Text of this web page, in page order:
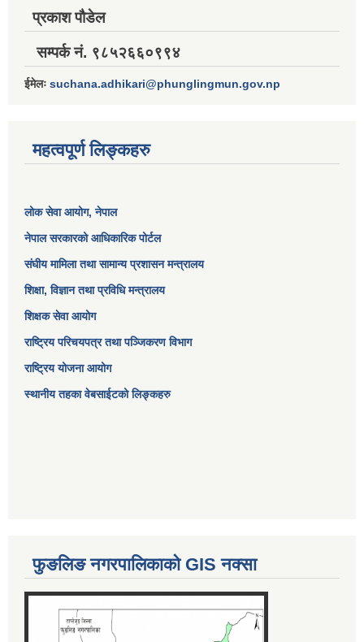
प्रकाश पौडेल
सम्पर्क नं. ९८५२६६०९९४
ईमेलः suchana.adhikari@phunglingmun.gov.np
महत्वपूर्ण लिङ्कहरु
लोक सेवा आयोग, नेपाल
नेपाल सरकारको आधिकारिक पोर्टल
संघीय मामिला तथा सामान्य प्रशासन मन्त्रालय
शिक्षा, विज्ञान तथा प्रविधि मन्त्रालय
शिक्षक सेवा आयोग
राष्ट्रिय परिचयपत्र तथा पञ्जिकरण विभाग
राष्ट्रिय योजना आयोग
स्थानीय तहका वेबसाईटको लिङ्कहरु
फुङलिङ नगरपालिकाको GIS नक्सा